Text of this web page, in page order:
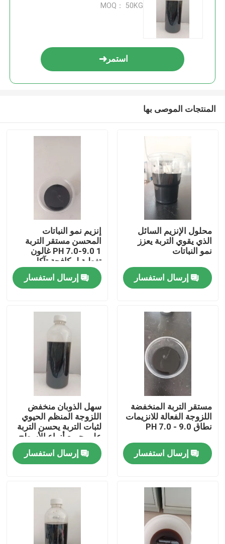
المنزل
المنتجات
معلومات عنا
جولة في المصنع
مراقبة الجودة
اتصل بنا
اطلب اقتباس
مثبت التربة السائلة
مستقر التربة الإنزيمي
MOQ： 50KG
استمر
المنتجات الموصى بها
محلول الإنزيم السائل
الذي يقوي التربة يعزز
نمو النباتات
إرسال استفسار
إنزيم نمو النباتات
المحسن مستقر التربة
PH 7.0-9.0 1 غالون
تغطية لمكافحة تآكل
التربة
إرسال استفسار
مستقر التربة المنخفضة
اللزوجة الفعالة للانزيمات
نطاق PH 7.0 - 9.0
إرسال استفسار
سهل الذوبان منخفض
اللزوجة المنظم الحيوي
لثبات التربة يحسن التربة
على جميع أنواع الأسطح
إرسال استفسار